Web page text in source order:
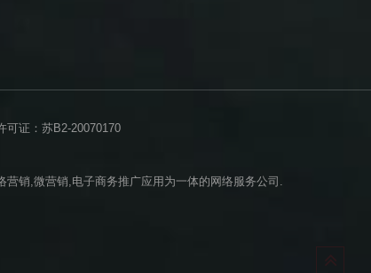
可证：苏B2-20070170
销,微营销,电子商务推广应用为一体的网络服务公司.